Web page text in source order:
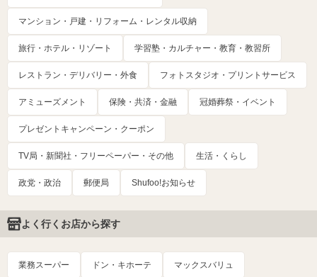
マンション・戸建・リフォーム・レンタル収納
旅行・ホテル・リゾート 学習塾・カルチャー・教育・教習所
レストラン・デリバリー・外食 フォトスタジオ・プリントサービス
アミューズメント 保険・共済・金融 冠婚葬祭・イベント
プレゼントキャンペーン・クーポン
TV局・新聞社・フリーペーパー・その他 生活・くらし
政党・政治 郵便局 Shufoo!お知らせ
よく行くお店から探す
業務スーパー ドン・キホーテ マックスバリュ